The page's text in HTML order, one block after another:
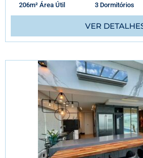
206m² Área Útil 3 Dormitórios
VER